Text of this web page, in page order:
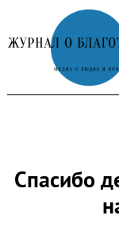
to
content
Спасибо